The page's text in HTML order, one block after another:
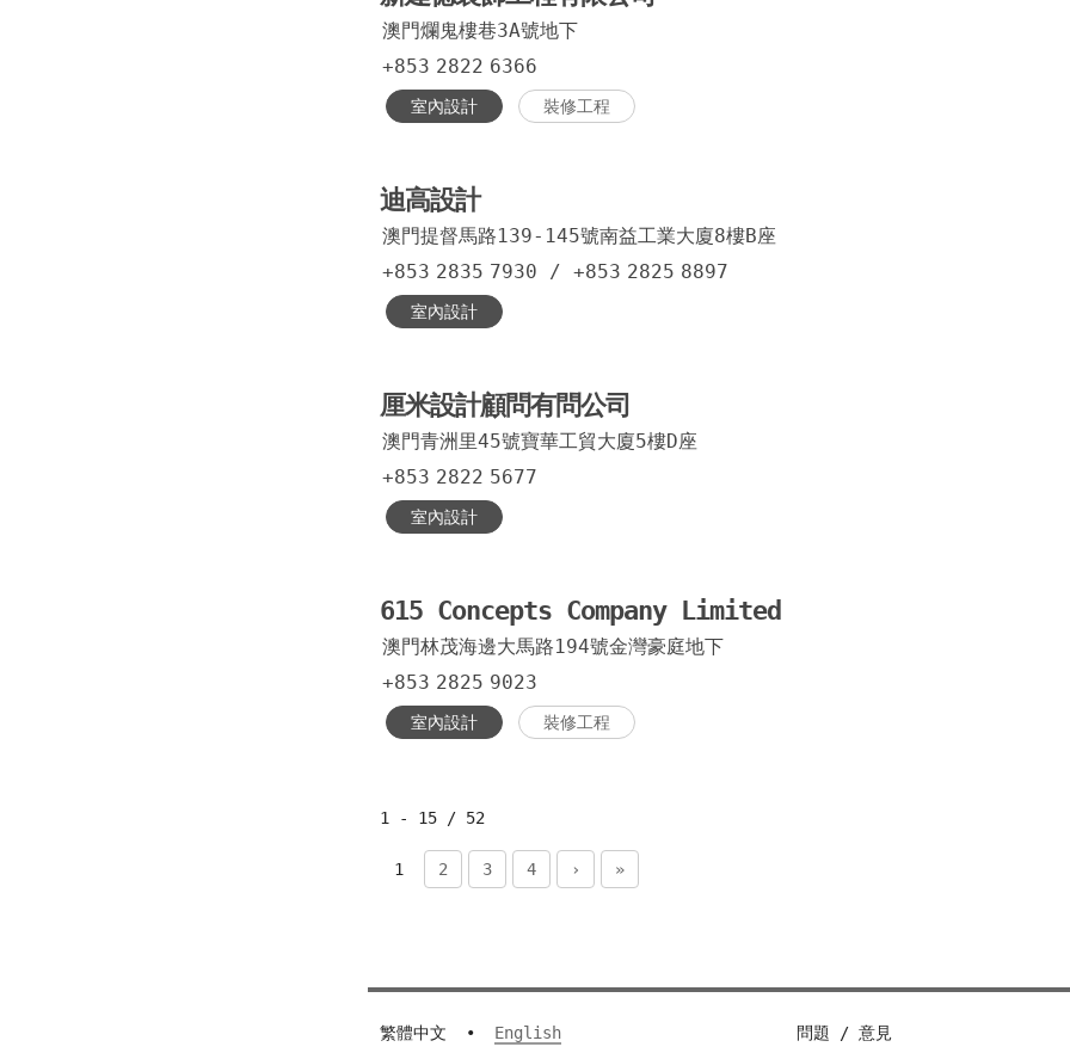
澳門爛鬼樓巷3A號地下
+853 2822 6366
室內設計 裝修工程
迪高設計
澳門提督馬路139-145號南益工業大廈8樓B座
+853 2835 7930 / +853 2825 8897
室內設計
厘米設計顧問有問公司
澳門青洲里45號寶華工貿大廈5樓D座
+853 2822 5677
室內設計
615 Concepts Company Limited
澳門林茂海邊大馬路194號金灣豪庭地下
+853 2825 9023
室內設計 裝修工程
1 - 15 / 52
1 2 3 4 › »
繁體中文 • English 問題 / 意見